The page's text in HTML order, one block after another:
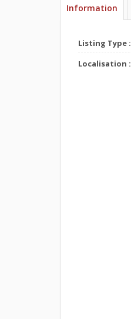
Information
Listing Type :
Localisation :